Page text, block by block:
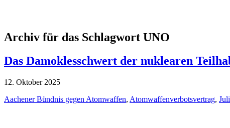
Archiv für das Schlagwort UNO
Das Damoklesschwert der nuklearen
12. Oktober 2025
Aachener Bündnis gegen Atomwaffen, Atomwaffenverbotsvertrag,